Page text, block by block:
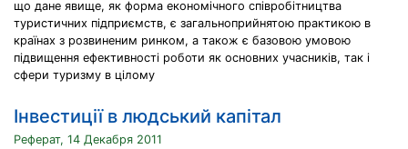
що дане явище, як форма економічного співробітництва
туристичних підприємств, є загальноприйнятою практикою в
країнах з розвиненим ринком, а також є базовою умовою
підвищення ефективності роботи як основних учасників, так і
сфери туризму в цілому
Інвестиції в людський капітал
Реферат, 14 Декабря 2011